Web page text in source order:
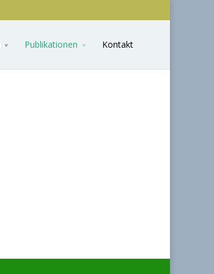
Publikationen Kontakt